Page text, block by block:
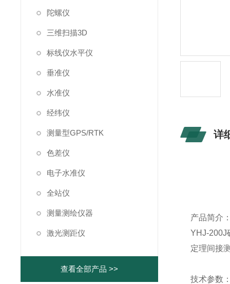
陀螺仪
三维扫描3D
标线仪水平仪
垂准仪
水准仪
经纬仪
测量型GPS/RTK
色差仪
电子水准仪
全站仪
测量测绘仪器
激光测距仪
查看全部产品 >>
详
产品简介
YHJ-200J
定理间接
技术参数